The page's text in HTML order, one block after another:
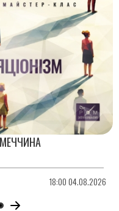
18:00 04.08.2026